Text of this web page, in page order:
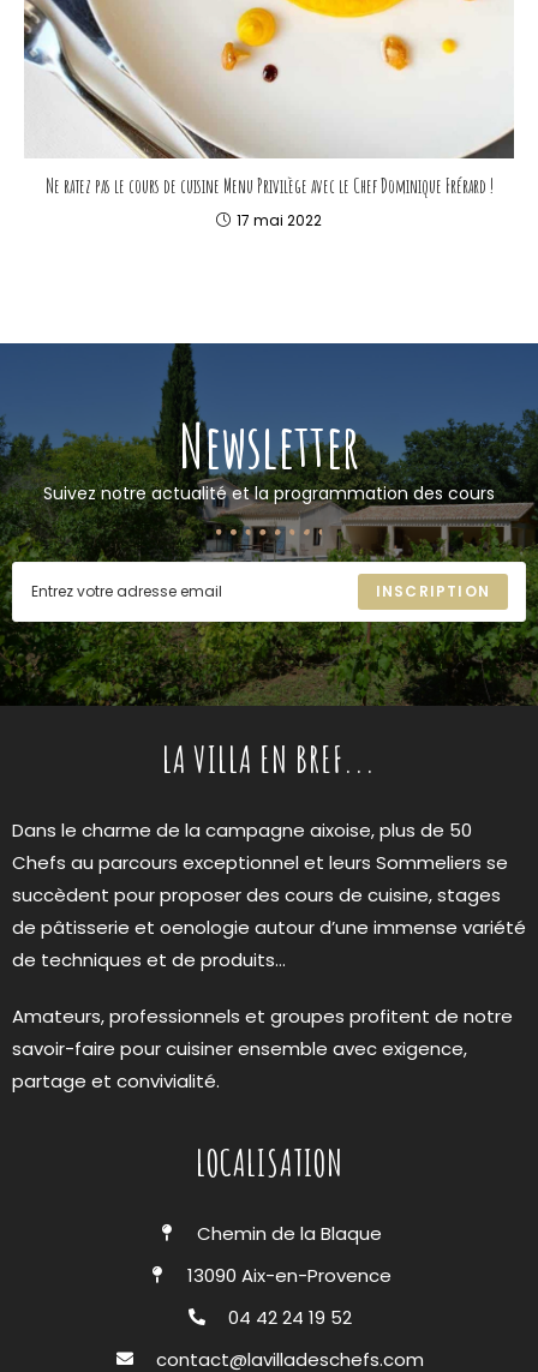
Ne ratez pas le cours de cuisine Menu Privilège avec le Chef Dominique Frérard !
17 mai 2022
Newsletter
Suivez notre actualité et la programmation des cours
INSCRIPTION
LA VILLA EN BREF...
Dans le charme de la campagne aixoise, plus de 50
Chefs au parcours exceptionnel et leurs Sommeliers se
succèdent pour proposer des cours de cuisine, stages
de pâtisserie et oenologie autour d’une immense variété
de techniques et de produits…
Amateurs, professionnels et groupes profitent de notre
savoir-faire pour cuisiner ensemble avec exigence,
partage et convivialité.
LOCALISATION
Chemin de la Blaque
13090 Aix-en-Provence
04 42 24 19 52
contact@lavilladeschefs.com